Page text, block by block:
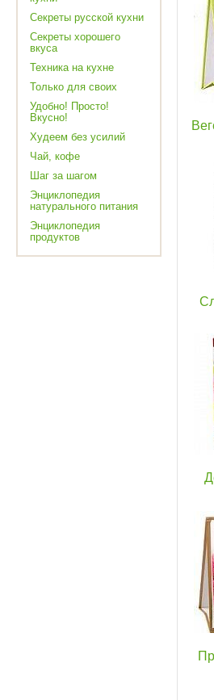
Секреты русской кухни
Секреты хорошего
вкуса
Техника на кухне
Только для своих
Удобно! Просто!
Вкусно!
Худеем без усилий
Чай, кофе
Шаг за шагом
Энциклопедия
натурального питания
Энциклопедия
продуктов